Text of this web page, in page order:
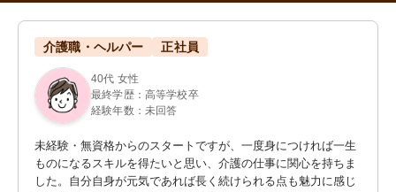
介護職・ヘルパー 正社員
40代 女性
最終学歴：高等学校卒
経験年数：未回答
未経験・無資格からのスタートですが、一度身につければ一生
ものになるスキルを得たいと思い、介護の仕事に関心を持ちま
した。自分自身が元気であれば長く続けられる点も魅力に感じ